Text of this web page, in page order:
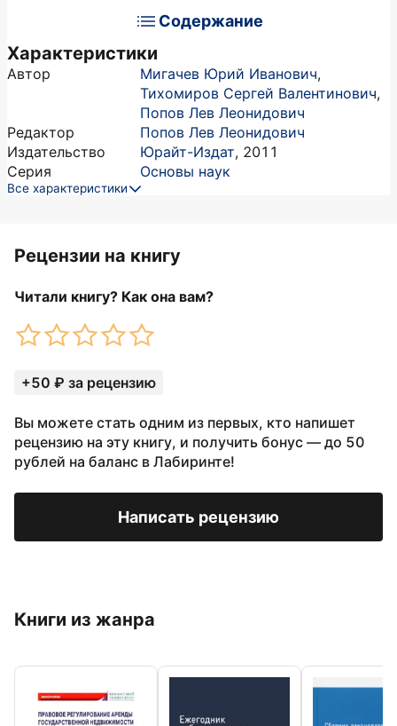
Содержание
Характеристики
Автор Мигачев Юрий Иванович,
Тихомиров Сергей Валентинович,
Попов Лев Леонидович
Редактор
Попов Лев Леонидович
Издательство
Юрайт-Издат, 2011
Серия
Основы наук
Все характеристики
Рецензии на книгу
Читали книгу? Как она вам?
+50 ₽ за рецензию
Вы можете стать одним из первых, кто напишет
рецензию на эту книгу, и получить бонус — до 50
рублей на баланс в Лабиринте!
Написать рецензию
Книги из жанра